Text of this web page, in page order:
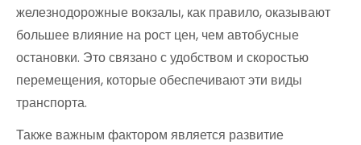
железнодорожные вокзалы, как правило, оказывают
большее влияние на рост цен, чем автобусные
остановки. Это связано с удобством и скоростью
перемещения, которые обеспечивают эти виды
транспорта.
Также важным фактором является развитие